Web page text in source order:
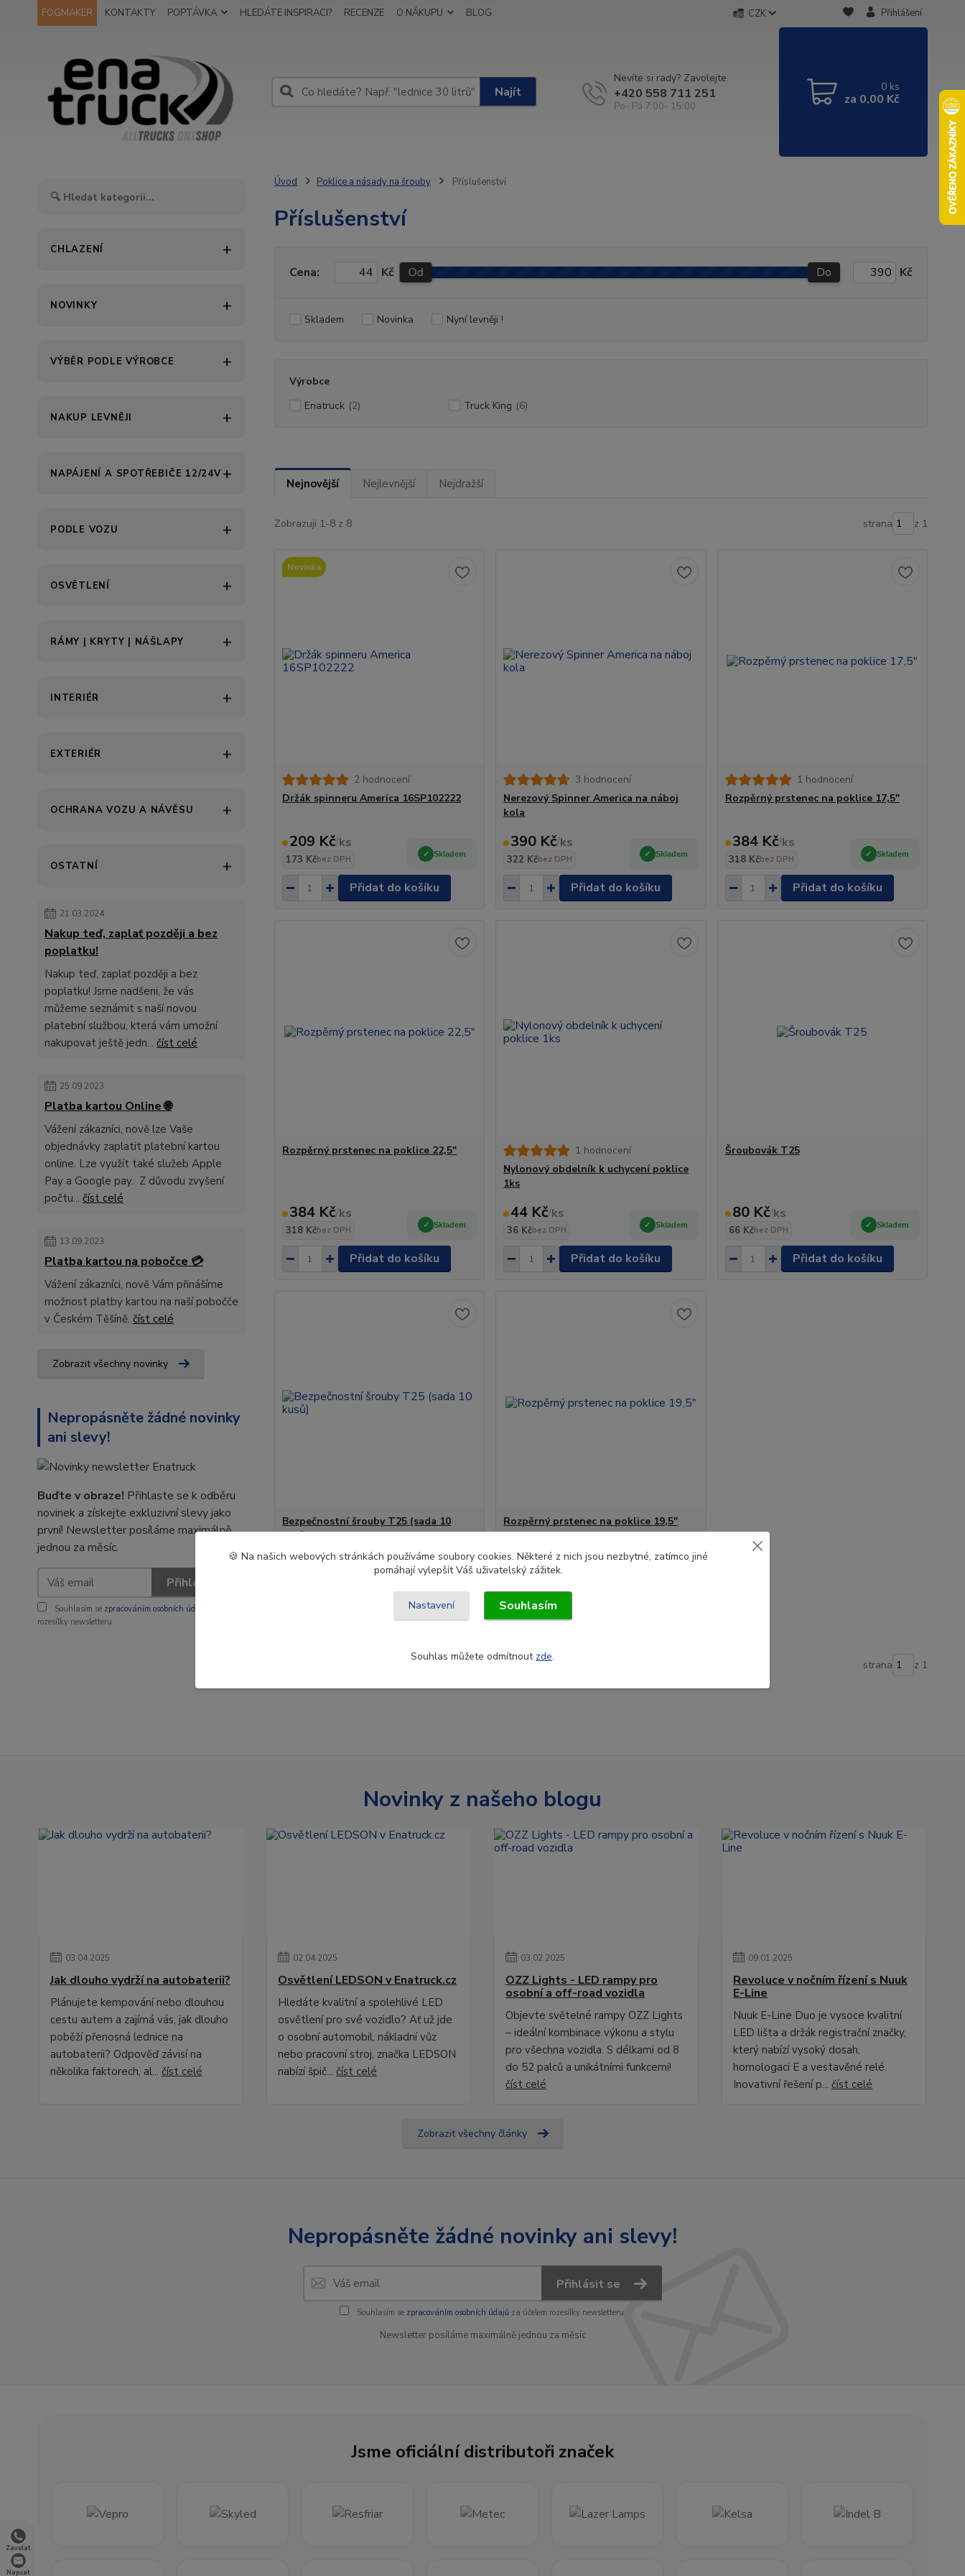
Zavolat
Napsat
FOGMAKER KONTAKTY POPTÁVKA HLEDÁTE INSPIRACI? RECENZE O NÁKUPU BLOG CZK Přihlášení
Najít
Nevíte si rady? Zavolejte.
+420 558 711 251
Po- Pá 7:00- 15:00
0 ks
za 0,00 Kč
CHLAZENÍ
NOVINKY
VÝBĚR PODLE VÝROBCE
NAKUP LEVNĚJI
NAPÁJENÍ A SPOTŘEBIČE 12/24V
PODLE VOZU
OSVĚTLENÍ
RÁMY | KRYTY | NÁŠLAPY
INTERIÉR
EXTERIÉR
OCHRANA VOZU A NÁVĚSU
OSTATNÍ
21.03.2024
Nakup teď, zaplať později a bez
poplatku!
Nakup teď, zaplať později a bez
poplatku! Jsme nadšeni, že vás
můžeme seznámit s naší novou
platební službou, která vám umožní
nakupovat ještě jedn... číst celé
25.09.2023
Platba kartou Online 🌐
Vážení zákazníci, nově lze Vaše
objednávky zaplatit platební kartou
online. Lze využít také služeb Apple
Pay a Google pay. Z důvodu zvyšení
počtu... číst celé
13.09.2023
Platba kartou na pobočce 💳
Vážení zákazníci, nově Vám přinášíme
možnost platby kartou na naší pobočče
v Českém Těšíně. číst celé
Zobrazit všechny novinky
Nepropásněte žádné novinky
ani slevy!
Buďte v obraze! Přihlaste se k odběru
novinek a získejte exkluzivní slevy jako
první! Newsletter posíláme maximálně
jednou za měsíc.
Přihlásit se
Souhlasím se zpracováním osobních údajů
rozesílky newsletteru.
Úvod Poklice a násady na šrouby Příslušenství
Příslušenství
Cena: Kč Od Do Kč
Skladem Novinka Nyní levněji !
Výrobce
Enatruck (2) Truck King (6)
Nejnovější Nejlevnější Nejdražší
Zobrazuji 1-8 z 8 strana z 1
Novinka
2 hodnocení
Držák spinneru America 16SP102222
209 Kč/ks
173 Kčbez DPH
Skladem
Přidat do košíku
3 hodnocení
Nerezový Spinner America na náboj
kola
390 Kč/ks
322 Kčbez DPH
Skladem
Přidat do košíku
1 hodnocení
Rozpěrný prstenec na poklice 17,5"
384 Kč/ks
318 Kčbez DPH
Skladem
Přidat do košíku
Rozpěrný prstenec na poklice 22,5"
384 Kč/ks
318 Kčbez DPH
Skladem
Přidat do košíku
1 hodnocení
Nylonový obdelník k uchycení poklice
1ks
44 Kč/ks
36 Kčbez DPH
Skladem
Přidat do košíku
Šroubovák T25
80 Kč/ks
66 Kčbez DPH
Skladem
Přidat do košíku
Bezpečnostní šrouby T25 (sada 10
kusů)
198 Kč
Skladem
Přidat do košíku
Rozpěrný prstenec na poklice 19,5"
384 Kč/ks
strana z 1
Novinky z našeho blogu
03.04.2025
Jak dlouho vydrží na autobaterii?
Plánujete kempování nebo dlouhou
cestu autem a zajímá vás, jak dlouho
poběží přenosná lednice na
autobaterii? Odpověď závisí na
několika faktorech, al... číst celé
02.04.2025
Osvětlení LEDSON v Enatruck.cz
Hledáte kvalitní a spolehlivé LED
osvětlení pro své vozidlo? Ať už jde
o osobní automobil, nákladní vůz
nebo pracovní stroj, značka LEDSON
nabízí špič... číst celé
03.02.2025
OZZ Lights - LED rampy pro
osobní a off-road vozidla
Objevte světelné rampy OZZ Lights
– ideální kombinace výkonu a stylu
pro všechna vozidla. S délkami od 8
do 52 palců a unikátními funkcemi!
číst celé
09.01.2025
Revoluce v nočním řízení s Nuuk
E-Line
Nuuk E-Line Duo je vysoce kvalitní
LED lišta a držák registrační značky,
který nabízí vysoký dosah,
homologaci E a vestavěné relé.
Inovativní řešení p...číst celé
Zobrazit všechny články
Nepropásněte žádné novinky ani slevy!
Přihlásit se
Souhlasím se zpracováním osobních údajůza účelem rozesílky newsletteru.
Newsletter posíláme maximálně jednou za měsíc
Jsme oficiální distributoři značek
🍪 Na našich webových stránkách používáme soubory cookies. Některé z nich jsou nezbytné, zatímco jiné
pomáhají vylepšít Váš uživatelský zážitek.
Nastavení Souhlasím
Souhlas můžete odmítnout zde.